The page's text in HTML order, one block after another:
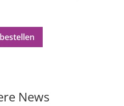
News